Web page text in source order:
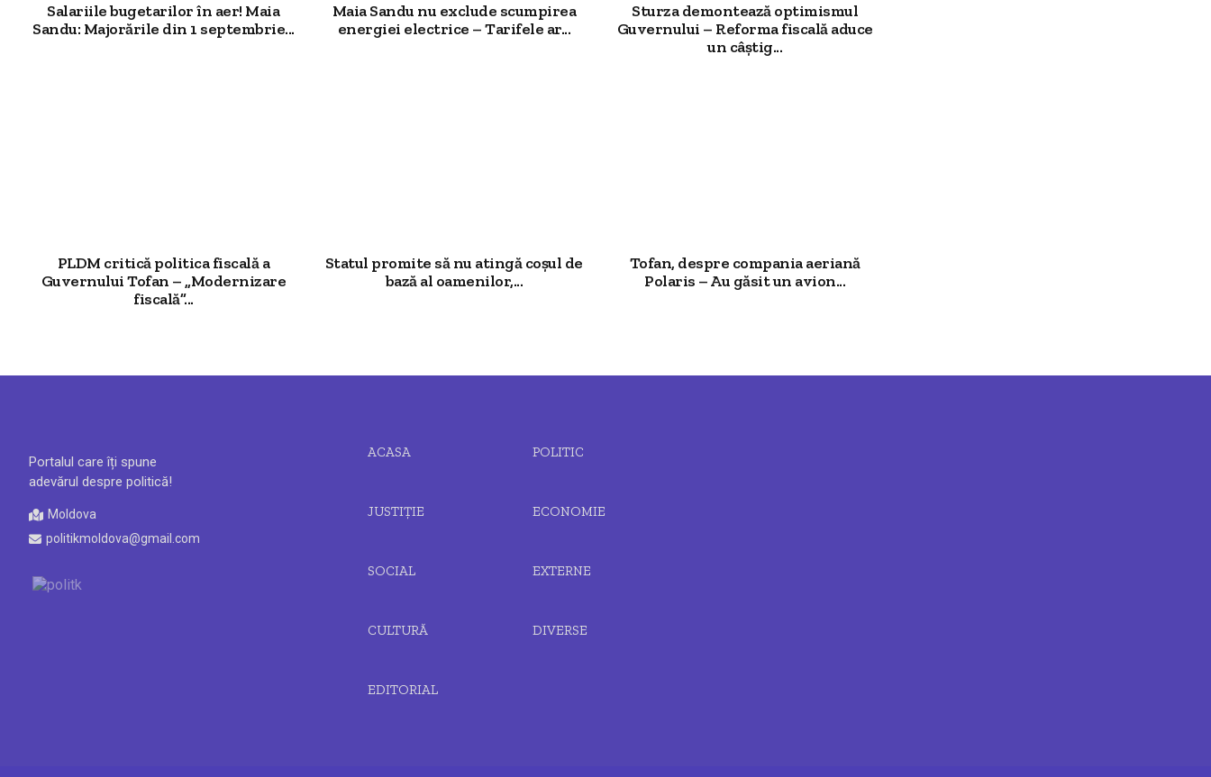
Salariile bugetarilor în aer! Maia
Sandu: Majorările din 1 septembrie...
Maia Sandu nu exclude scumpirea
energiei electrice – Tarifele ar...
Sturza demontează optimismul
Guvernului – Reforma fiscală aduce
un câștig...
PLDM critică politica fiscală a
Guvernului Tofan – „Modernizare
fiscală”...
Statul promite să nu atingă coșul de
bază al oamenilor,...
Tofan, despre compania aeriană
Polaris – Au găsit un avion...
Portalul care îți spune
adevărul despre politică!
Moldova
politikmoldova@gmail.com
ACASA POLITIC
JUSTIȚIE ECONOMIE
SOCIAL EXTERNE
CULTURĂ DIVERSE
EDITORIAL